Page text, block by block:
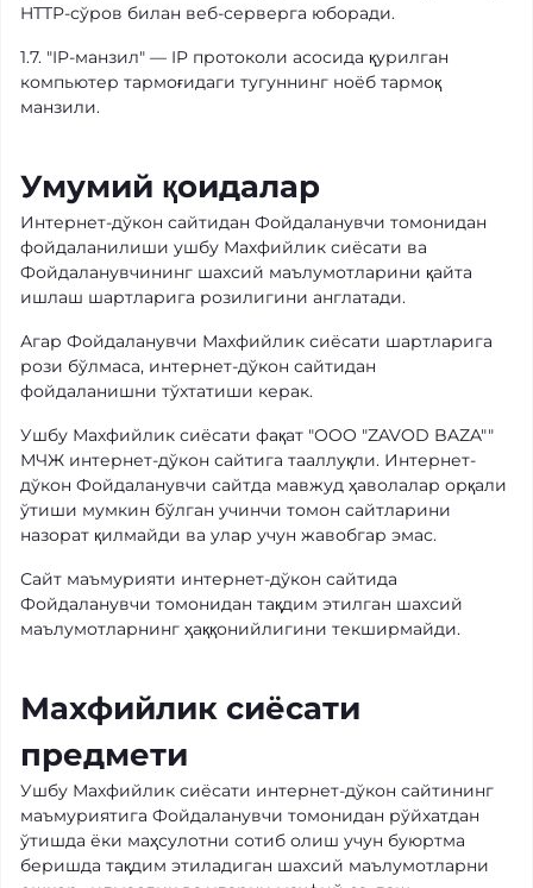
HTTP-сўров билан веб-серверга юборади.
1.7. "IP-манзил" — IP протоколи асосида қурилган
компьютер тармоғидаги тугуннинг ноёб тармоқ
манзили.
Умумий қоидалар
Интернет-дўкон сайтидан Фойдаланувчи томонидан
фойдаланилиши ушбу Махфийлик сиёсати ва
Фойдаланувчининг шахсий маълумотларини қайта
ишлаш шартларига розилигини англатади.
Агар Фойдаланувчи Махфийлик сиёсати шартларига
рози бўлмаса, интернет-дўкон сайтидан
фойдаланишни тўхтатиши керак.
Ушбу Махфийлик сиёсати фақат "OOO "ZAVOD BAZA""
МЧЖ интернет-дўкон сайтига тааллуқли. Интернет-
дўкон Фойдаланувчи сайтда мавжуд ҳаволалар орқали
ўтиши мумкин бўлган учинчи томон сайтларини
назорат қилмайди ва улар учун жавобгар эмас.
Сайт маъмурияти интернет-дўкон сайтида
Фойдаланувчи томонидан тақдим этилган шахсий
маълумотларнинг ҳаққонийлигини текширмайди.
Махфийлик сиёсати
предмети
Ушбу Махфийлик сиёсати интернет-дўкон сайтининг
маъмуриятига Фойдаланувчи томонидан рўйхатдан
ўтишда ёки маҳсулотни сотиб олиш учун буюртма
беришда тақдим этиладиган шахсий маълумотларни